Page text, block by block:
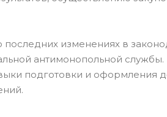
изменениях в
антимонопольной службы.
подготовки и оформления